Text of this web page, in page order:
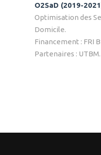
O2SaD (2019-
Optimisation des
Domicile.
Financement : FRI
Partenaires : UTBM.